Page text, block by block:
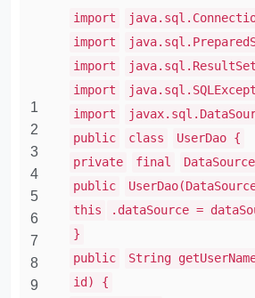
1
2
3
4
5
6
7
8
9
import
import
import
import
import
public
class
UserDao {
private
final
public
this
.dataSource =
}
public
String
id) {